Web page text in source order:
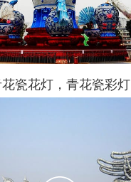
瓷花灯，青花瓷彩灯